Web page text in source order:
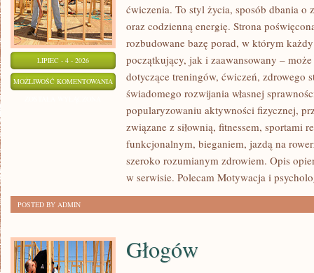
LIPIEC - 4 - 2026
MOŻLIWOŚĆ KOMENTOWANIA LIFESTYLE
INSPIRACJE
ćwiczenia. To styl życia, sposób dbania o
oraz codzienną energię. Strona
rozbudowane bazę porad, w którym
początkujący, jak i zaawansowany –
dotyczące treningów, ćwiczeń, zdrowego
świadomego rozwijania własnej
popularyzowaniu aktywności fizycznej,
związane z siłownią, fitnessem, sportami
funkcjonalnym, bieganiem, jazdą na
szeroko rozumianym zdrowiem. Opis
w serwisie. Polecam Motywacja i
POSTED BY ADMIN
Głogów